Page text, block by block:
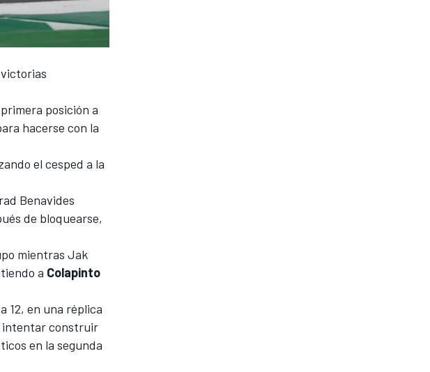
posición a
hacerse con la
el cesped a la
Benavides
de bloquearse,
mientras Jak
a Colapinto
12, en una réplica
intentar construir
en la segunda